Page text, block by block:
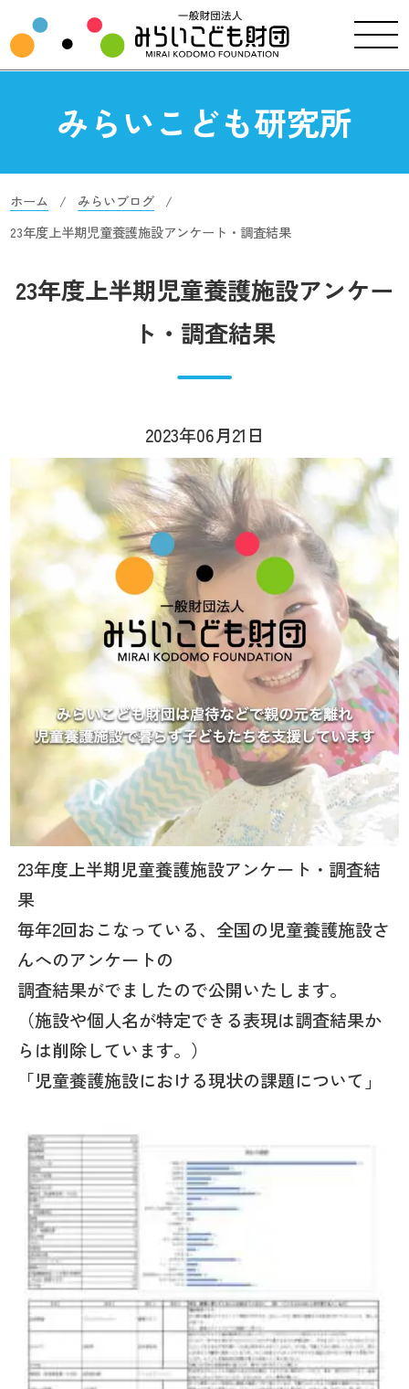
みらいこども研究所
ホーム
みらいブログ
23年度上半期児童養護施設アンケート・調査結果
23年度上半期児童養護施設アンケー
ト・調査結果
2023年06月21日
23年度上半期児童養護施設アンケート・調査結
果
毎年2回おこなっている、全国の児童養護施設さ
んへのアンケートの
調査結果がでましたので公開いたします。
（施設や個人名が特定できる表現は調査結果か
らは削除しています。）
「児童養護施設における現状の課題について」